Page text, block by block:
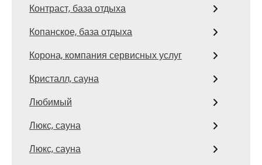
Контраст, база отдыха
Копанское, база отдыха
Корона, компания сервисных услуг
Кристалл, сауна
Любимый
Люкс, сауна
Люкс, сауна